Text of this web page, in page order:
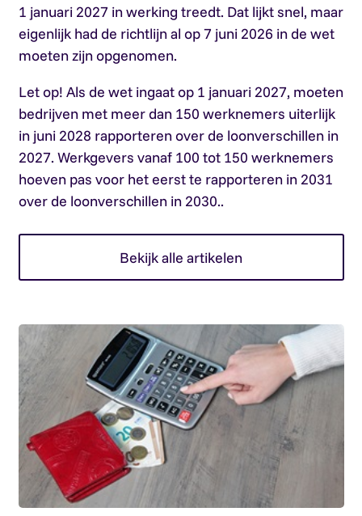
1 januari 2027 in werking treedt. Dat lijkt snel, maar
eigenlijk had de richtlijn al op 7 juni 2026 in de wet
moeten zijn opgenomen.
Let op! Als de wet ingaat op 1 januari 2027, moeten
bedrijven met meer dan 150 werknemers uiterlijk
in juni 2028 rapporteren over de loonverschillen in
2027. Werkgevers vanaf 100 tot 150 werknemers
hoeven pas voor het eerst te rapporteren in 2031
over de loonverschillen in 2030..
Bekijk alle artikelen